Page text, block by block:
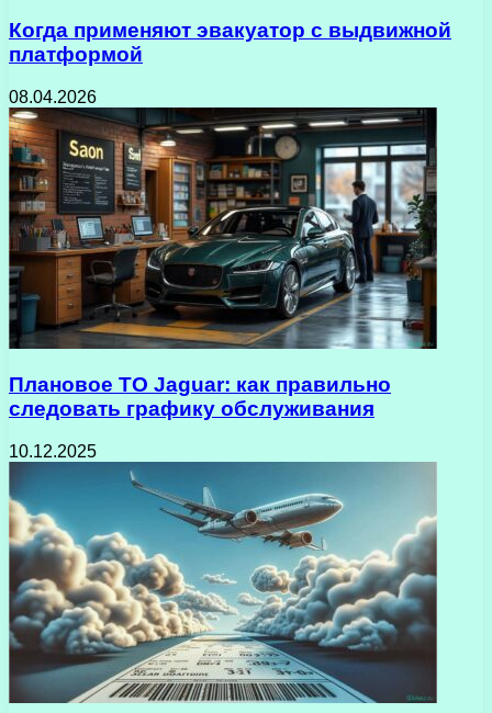
Когда применяют эвакуатор с выдвижной
платформой
08.04.2026
Плановое ТО Jaguar: как правильно
следовать графику обслуживания
10.12.2025